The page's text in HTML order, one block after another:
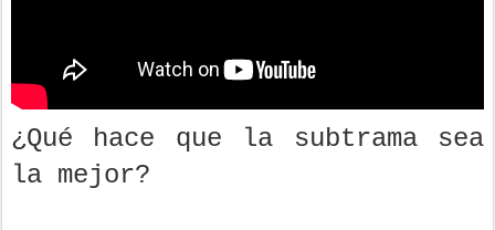
¿Qué hace que la subtrama sea
la mejor?